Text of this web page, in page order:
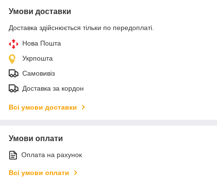
Умови доставки
Доставка здійснюється тільки по передоплаті.
Нова Пошта
Укрпошта
Самовивіз
Доставка за кордон
Всі умови доставки
Умови оплати
Оплата на рахунок
Всі умови оплати